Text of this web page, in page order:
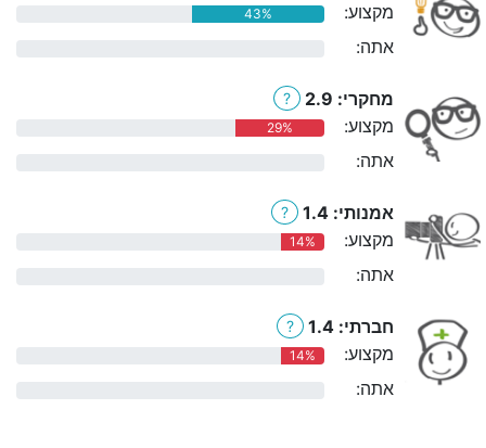
מקצוע: 43%
אתה:
מחקרי: 2.9 ?
מקצוע: 29%
אתה:
אמנותי: 1.4 ?
מקצוע: 14%
אתה:
חברתי: 1.4 ?
מקצוע: 14%
אתה: